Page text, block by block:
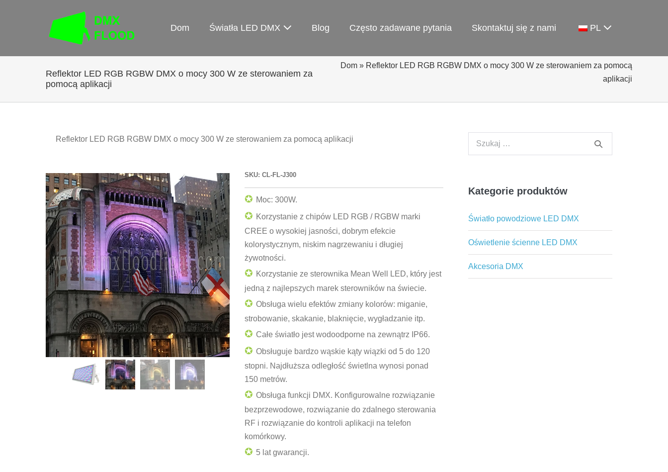
Dom Światła LED DMX Blog Często zadawane pytania Skontaktuj się z nami PL
Reflektor LED RGB RGBW DMX o mocy 300 W ze sterowaniem za
pomocą aplikacji
Dom » Reflektor LED RGB RGBW DMX o mocy 300 W ze sterowaniem za pomocą
aplikacji
Reflektor LED RGB RGBW DMX o mocy 300 W ze sterowaniem za pomocą aplikacji
SKU: CL-FL-J300
✪ Moc: 300W.
✪ Korzystanie z chipów LED RGB / RGBW marki
CREE o wysokiej jasności, dobrym efekcie
kolorystycznym, niskim nagrzewaniu i długiej
żywotności.
✪ Korzystanie ze sterownika Mean Well LED, który jest
jedną z najlepszych marek sterowników na świecie.
✪ Obsługa wielu efektów zmiany kolorów: miganie,
strobowanie, skakanie, blaknięcie, wygładzanie itp.
✪ Całe światło jest wodoodporne na zewnątrz IP66.
✪ Obsługuje bardzo wąskie kąty wiązki od 5 do 120
stopni. Najdłuższa odległość świetlna wynosi ponad
150 metrów.
✪ Obsługa funkcji DMX. Konfigurowalne rozwiązanie
bezprzewodowe, rozwiązanie do zdalnego sterowania
RF i rozwiązanie do kontroli aplikacji na telefon
komórkowy.
✪ 5 lat gwarancji.
Szukaj:
Kategorie produktów
Światło powodziowe LED DMX
Oświetlenie ścienne LED DMX
Akcesoria DMX